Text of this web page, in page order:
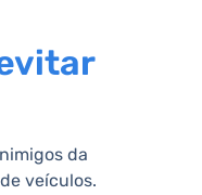
da
veículos.